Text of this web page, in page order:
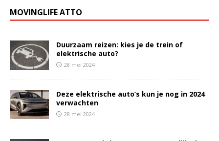
MOVINGLIFE ATTO
Duurzaam reizen: kies je de trein of
elektrische auto?
28 mei 2024
Deze elektrische auto’s kun je nog in 2024
verwachten
28 mei 2024